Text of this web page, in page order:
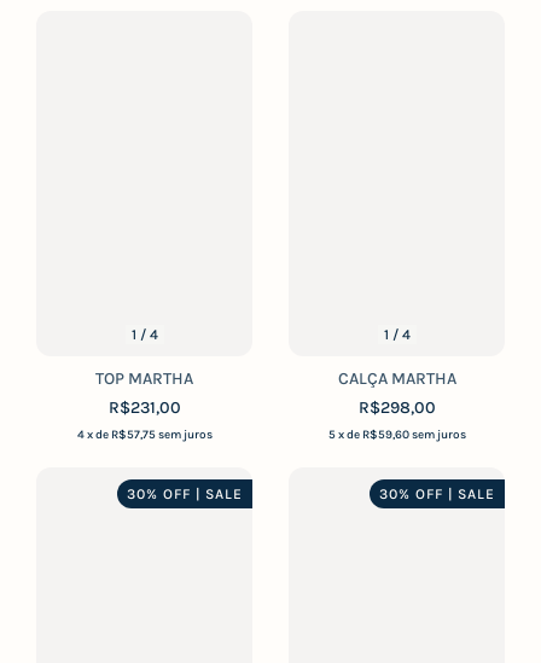
1 / 4
TOP MARTHA
R$231,00
4 x de R$57,75 sem juros
1 / 4
CALÇA MARTHA
R$298,00
5 x de R$59,60 sem juros
30% OFF | SALE 30% OFF | SALE